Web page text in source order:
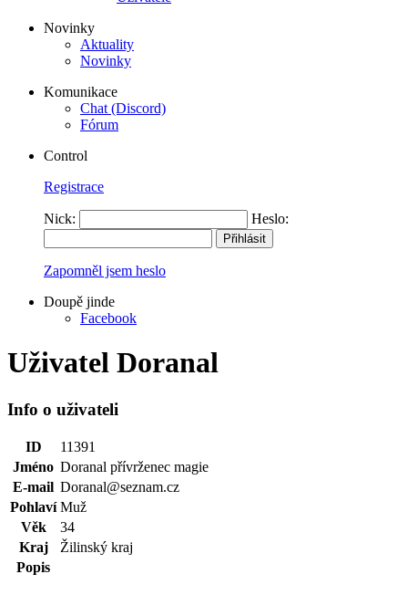
Novinky
Aktuality
Novinky
Komunikace
Chat (Discord)
Fórum
Control
Registrace
Nick: Heslo:
Zapomněl jsem heslo
Doupě jinde
Facebook
Uživatel Doranal
Info o uživateli
ID
11391
Jméno Doranal přívrženec magie
E-mail Doranal@seznam.cz
Pohlaví Muž
Věk
34
Kraj
Žilinský kraj
Popis